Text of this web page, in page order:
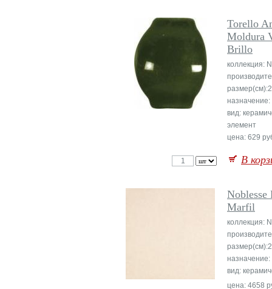
Torello
Moldura
Brillo
коллекция:
вид:
элемент
цена: 629
В
Noblesse
Marfil
коллекция:
вид:
цена: 4658